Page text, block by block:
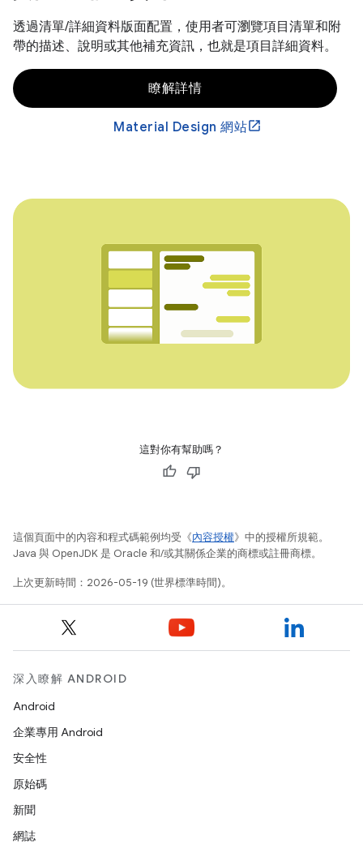
透過清單/詳細資料版面配置，使用者可瀏覽項目清單和附
帶的描述、說明或其他補充資訊，也就是項目詳細資料。
瞭解詳情
Material Design 網站
這對你有幫助嗎？
這個頁面中的內容和程式碼範例均受《內容授權》中的授權所規範。
Java 與 OpenJDK 是 Oracle 和/或其關係企業的商標或註冊商標。
上次更新時間：2026-05-19 (世界標準時間)。
深入瞭解 ANDROID
Android
企業專用 Android
安全性
原始碼
新聞
網誌